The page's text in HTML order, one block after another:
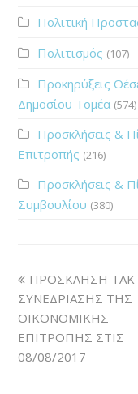
Πολιτική
Πολιτισμός (107)
Προκηρύξεις
Δημοσίου Τομέα (574)
Προσκλήσεις &
Επιτροπής (216)
Προσκλήσεις &
Συμβουλίου (380)
ΠΡΟΣΚΛΗΣΗ
ΣΥΝΕΔΡΙΑΣΗΣ ΤΗΣ
ΟΙΚΟΝΟΜΙΚΗΣ
ΕΠΙΤΡΟΠΗΣ ΣΤΙΣ
08/08/2017